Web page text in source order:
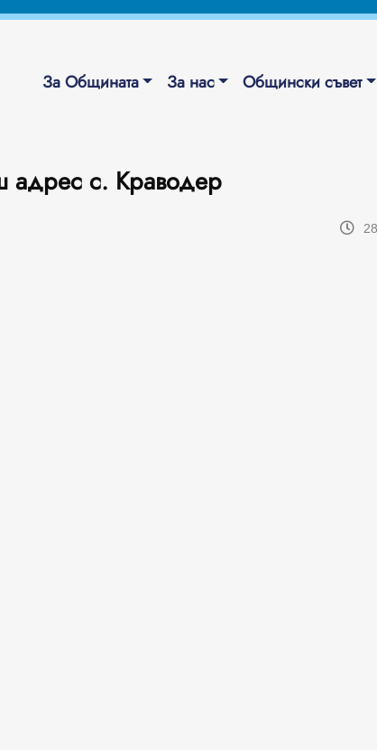
За Общината За нас Общински съвет
адрес с. Краводер